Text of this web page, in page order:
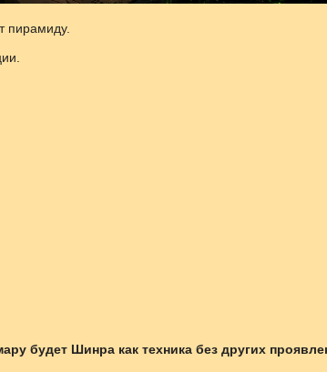
пирамиду.
будет Шинра как техника без других